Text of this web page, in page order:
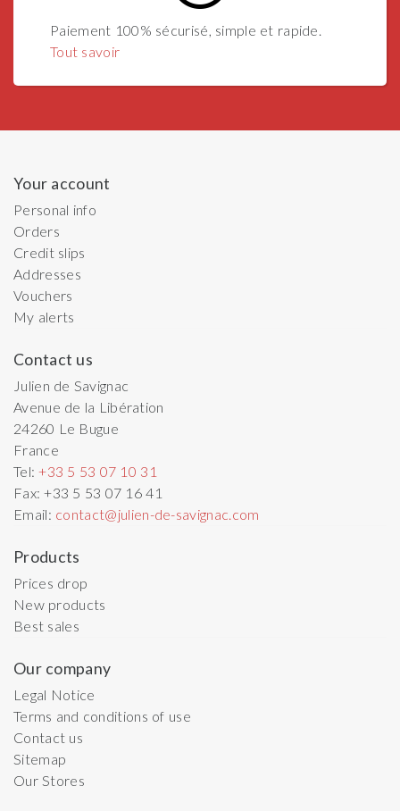
Paiement 100% sécurisé, simple et rapide.
Tout savoir
Your account
Personal info
Orders
Credit slips
Addresses
Vouchers
My alerts
Contact us
Julien de Savignac
Avenue de la Libération
24260 Le Bugue
France
Tel:+33 5 53 07 10 31
Fax:+33 5 53 07 16 41
Email: contact@julien-de-savignac.com
Products
Prices drop
New products
Best sales
Our company
Legal Notice
Terms and conditions of use
Contact us
Sitemap
Our Stores